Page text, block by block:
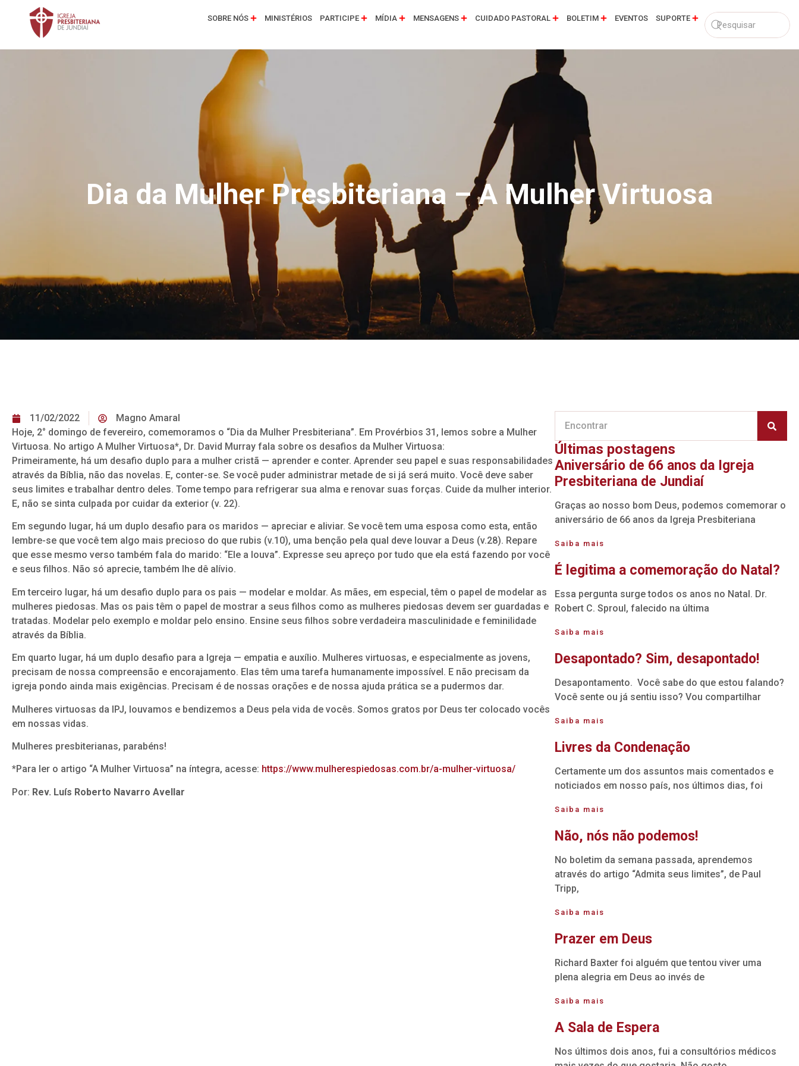
SOBRE NÓS MINISTÉRIOS PARTICIPE MÍDIA MENSAGENS CUIDADO PASTORAL BOLETIM EVENTOS SUPORTE
Dia da Mulher Presbiteriana – A Mulher Virtuosa
11/02/2022
Magno Amaral
Hoje, 2° domingo de fevereiro, comemoramos o “Dia da Mulher Presbiteriana”. Em Provérbios 31, lemos sobre a Mulher
Virtuosa. No artigo A Mulher Virtuosa*, Dr. David Murray fala sobre os desafios da Mulher Virtuosa:
Primeiramente, há um desafio duplo para a mulher cristã — aprender e conter. Aprender seu papel e suas responsabilidades
através da Bíblia, não das novelas. E, conter-se. Se você puder administrar metade de si já será muito. Você deve saber
seus limites e trabalhar dentro deles. Tome tempo para refrigerar sua alma e renovar suas forças. Cuide da mulher interior.
E, não se sinta culpada por cuidar da exterior (v. 22).
Em segundo lugar, há um duplo desafio para os maridos — apreciar e aliviar. Se você tem uma esposa como esta, então
lembre-se que você tem algo mais precioso do que rubis (v.10), uma benção pela qual deve louvar a Deus (v.28). Repare
que esse mesmo verso também fala do marido: “Ele a louva”. Expresse seu apreço por tudo que ela está fazendo por você
e seus filhos. Não só aprecie, também lhe dê alívio.
Em terceiro lugar, há um desafio duplo para os pais — modelar e moldar. As mães, em especial, têm o papel de modelar as
mulheres piedosas. Mas os pais têm o papel de mostrar a seus filhos como as mulheres piedosas devem ser guardadas e
tratadas. Modelar pelo exemplo e moldar pelo ensino. Ensine seus filhos sobre verdadeira masculinidade e feminilidade
através da Bíblia.
Em quarto lugar, há um duplo desafio para a Igreja — empatia e auxílio. Mulheres virtuosas, e especialmente as jovens,
precisam de nossa compreensão e encorajamento. Elas têm uma tarefa humanamente impossível. E não precisam da
igreja pondo ainda mais exigências. Precisam é de nossas orações e de nossa ajuda prática se a pudermos dar.
Mulheres virtuosas da IPJ, louvamos e bendizemos a Deus pela vida de vocês. Somos gratos por Deus ter colocado vocês
em nossas vidas.
Mulheres presbiterianas, parabéns!
*Para ler o artigo “A Mulher Virtuosa” na íntegra, acesse: https://www.mulherespiedosas.com.br/a-mulher-virtuosa/
Por: Rev. Luís Roberto Navarro Avellar
Últimas postagens
Aniversário de 66 anos da Igreja
Presbiteriana de Jundiaí
Graças ao nosso bom Deus, podemos comemorar o
aniversário de 66 anos da Igreja Presbiteriana
Saiba mais
É legitima a comemoração do Natal?
Essa pergunta surge todos os anos no Natal. Dr.
Robert C. Sproul, falecido na última
Saiba mais
Desapontado? Sim, desapontado!
Desapontamento. Você sabe do que estou falando?
Você sente ou já sentiu isso? Vou compartilhar
Saiba mais
Livres da Condenação
Certamente um dos assuntos mais comentados e
noticiados em nosso país, nos últimos dias, foi
Saiba mais
Não, nós não podemos!
No boletim da semana passada, aprendemos
através do artigo “Admita seus limites”, de Paul
Tripp,
Saiba mais
Prazer em Deus
Richard Baxter foi alguém que tentou viver uma
plena alegria em Deus ao invés de
Saiba mais
A Sala de Espera
Nos últimos dois anos, fui a consultórios médicos